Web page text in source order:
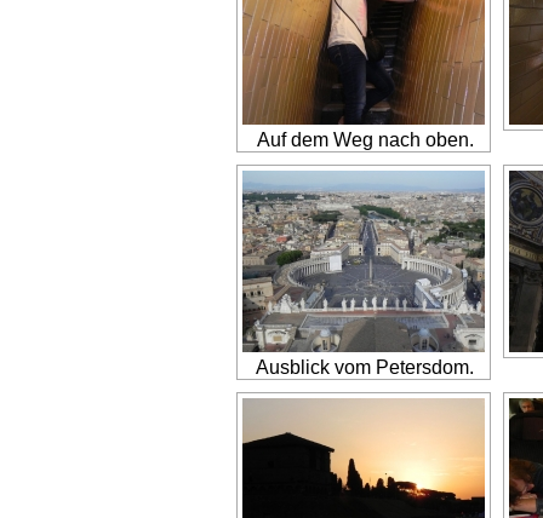
Auf dem Weg nach oben.
Ausblick vom Petersdom.